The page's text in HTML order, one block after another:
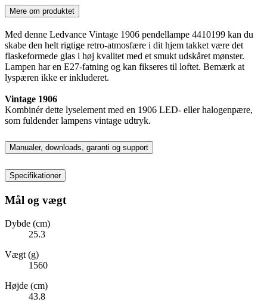
Mere om produktet
Med denne Ledvance Vintage 1906 pendellampe 4410199 kan du
skabe den helt rigtige retro-atmosfære i dit hjem takket være det
flaskeformede glas i høj kvalitet med et smukt udskåret mønster.
Lampen har en E27-fatning og kan fikseres til loftet. Bemærk at
lyspæren ikke er inkluderet.
Vintage 1906
Kombinér dette lyselement med en 1906 LED- eller halogenpære,
som fuldender lampens vintage udtryk.
Manualer, downloads, garanti og support
Specifikationer
Mål og vægt
Dybde (cm)
25.3
Vægt (g)
1560
Højde (cm)
43.8